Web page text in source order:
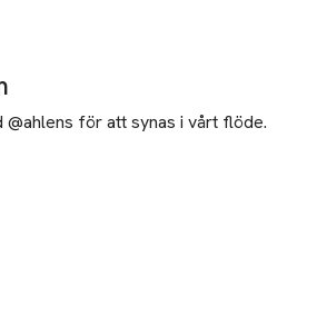
@ahlens för att synas i vårt flöde.